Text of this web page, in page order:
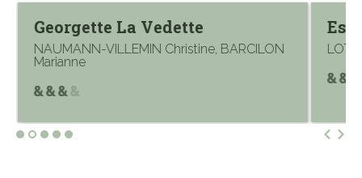
Georgette La Vedette
NAUMANN-VILLEMIN Christine, BARCILON
Marianne